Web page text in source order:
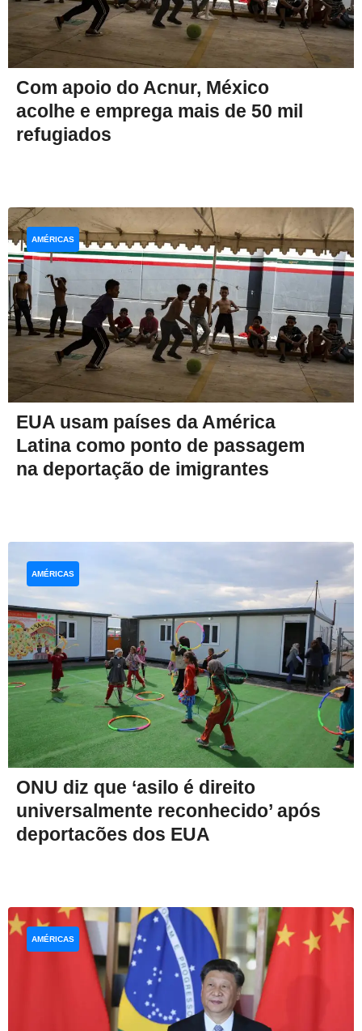
Com apoio do Acnur, México
acolhe e emprega mais de 50 mil
refugiados
EUA usam países da América
Latina como ponto de passagem
na deportação de imigrantes
AMÉRICAS
ONU diz que ‘asilo é direito
universalmente reconhecido’ após
deportacões dos EUA
AMÉRICAS
AMÉRICAS